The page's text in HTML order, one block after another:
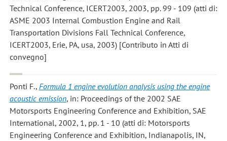
Technical Conference, ICERT2003, 2003, pp. 99 - 109 (atti di:
ASME 2003 Internal Combustion Engine and Rail
Transportation Divisions Fall Technical Conference,
ICERT2003, Erie, PA, usa, 2003) [Contributo in Atti di
convegno]
Ponti F., Formula 1 engine evolution analysis using the engine
acoustic emission, in: Proceedings of the 2002 SAE
Motorsports Engineering Conference and Exhibition, SAE
International, 2002, 1, pp. 1 - 10 (atti di: Motorsports
Engineering Conference and Exhibition, Indianapolis, IN,